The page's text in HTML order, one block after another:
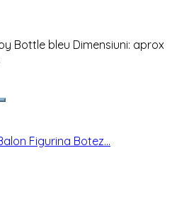
Bottle bleu Dimensiuni: aprox